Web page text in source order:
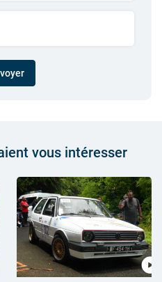
vous intéresser